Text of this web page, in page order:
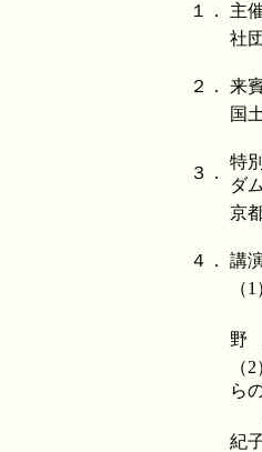
１．
主
社
２．
来
国
３．
特
ダ
京
４．
講
（
野
（
ら
紀